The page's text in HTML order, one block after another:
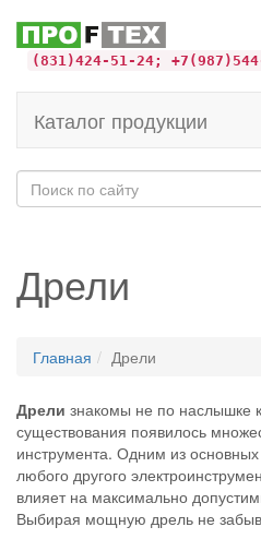
(831)424-51-24;
Каталог продукции
Дрели
Главная Дрели
Дрели знакомы не по наслышке
существования появилось
инструмента. Одним из
любого другого
влияет на максимально
Выбирая мощную дрель не